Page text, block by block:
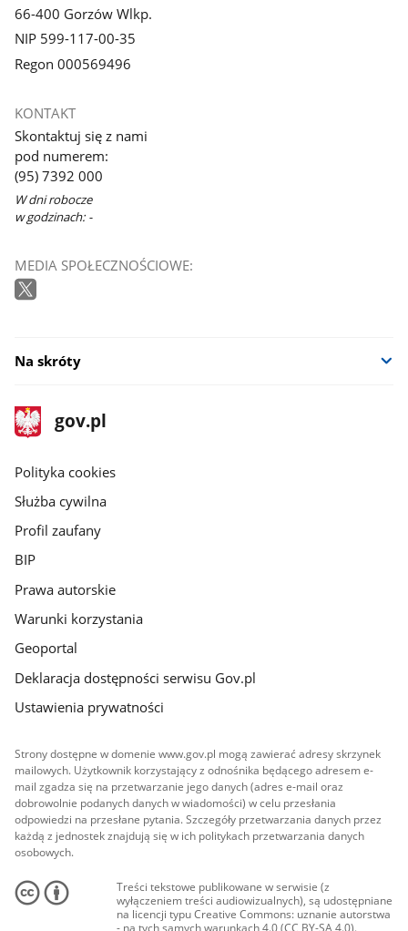
66-400 Gorzów Wlkp.
NIP 599-117-00-35
Regon 000569496
KONTAKT
Skontaktuj się z nami
pod numerem:
(95) 7392 000
W dni robocze
w godzinach: -
MEDIA SPOŁECZNOŚCIOWE:
Na skróty
stopka
gov.pl
Strona
gov.pl
gov.pl
Polityka cookies
Służba cywilna
Profil zaufany
BIP
Prawa autorskie
Warunki korzystania
Geoportal
Deklaracja dostępności serwisu Gov.pl
Ustawienia prywatności
Strony dostępne w domenie www.gov.pl mogą zawierać adresy skrzynek
mailowych. Użytkownik korzystający z odnośnika będącego adresem e-
mail zgadza się na przetwarzanie jego danych (adres e-mail oraz
dobrowolnie podanych danych w wiadomości) w celu przesłania
odpowiedzi na przesłane pytania. Szczegóły przetwarzania danych przez
każdą z jednostek znajdują się w ich politykach przetwarzania danych
osobowych.
Treści tekstowe publikowane w serwisie (z
wyłączeniem treści audiowizualnych), są udostępniane
na licencji typu Creative Commons: uznanie autorstwa
- na tych samych warunkach 4.0 (CC BY-SA 4.0).